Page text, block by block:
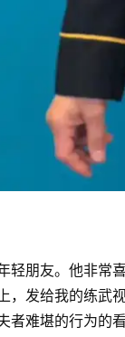
轻朋友。他非常
，发给我的练武
者难堪的行为的看